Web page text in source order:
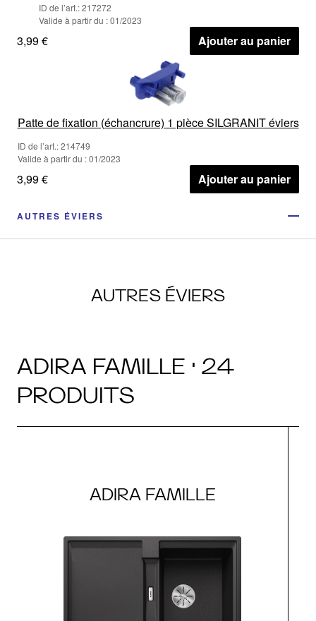
ID de l’art.: 217272
Valide à partir du : 01/2023
3,99 € Ajouter au panier
Patte de fixation (échancrure) 1 pièce SILGRANIT éviers
ID de l’art.: 214749
Valide à partir du : 01/2023
3,99 € Ajouter au panier
AUTRES ÉVIERS
AUTRES ÉVIERS
ADIRA FAMILLE · 24
PRODUITS
ADIRA FAMILLE